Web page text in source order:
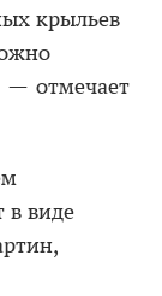
крыльев
— отмечает
в виде